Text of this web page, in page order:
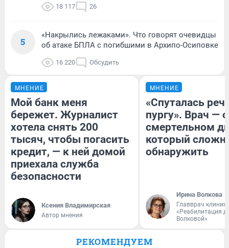
18 117 26
5
«Накрылись лежаками». Что говорят очевидцы
об атаке БПЛА с погибшими в Архипо-Осиповке
16 220 Обсудить
МНЕНИЕ
Мой банк меня
бережет. Журналист
хотела снять 200
тысяч, чтобы погасить
кредит, — к ней домой
приехала служба
безопасности
Ксения Владимирская
Автор мнения
МНЕНИЕ
«Спуталась
пургу». Врач — о
смертельном
который
обнаружить
Ирина Волкова
Главврач
«Реабилитация
Волковой»
РЕКОМЕНДУЕМ